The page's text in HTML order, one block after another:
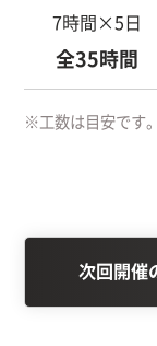
7時間×5日
全35時間
※工数は目安です
次回開催